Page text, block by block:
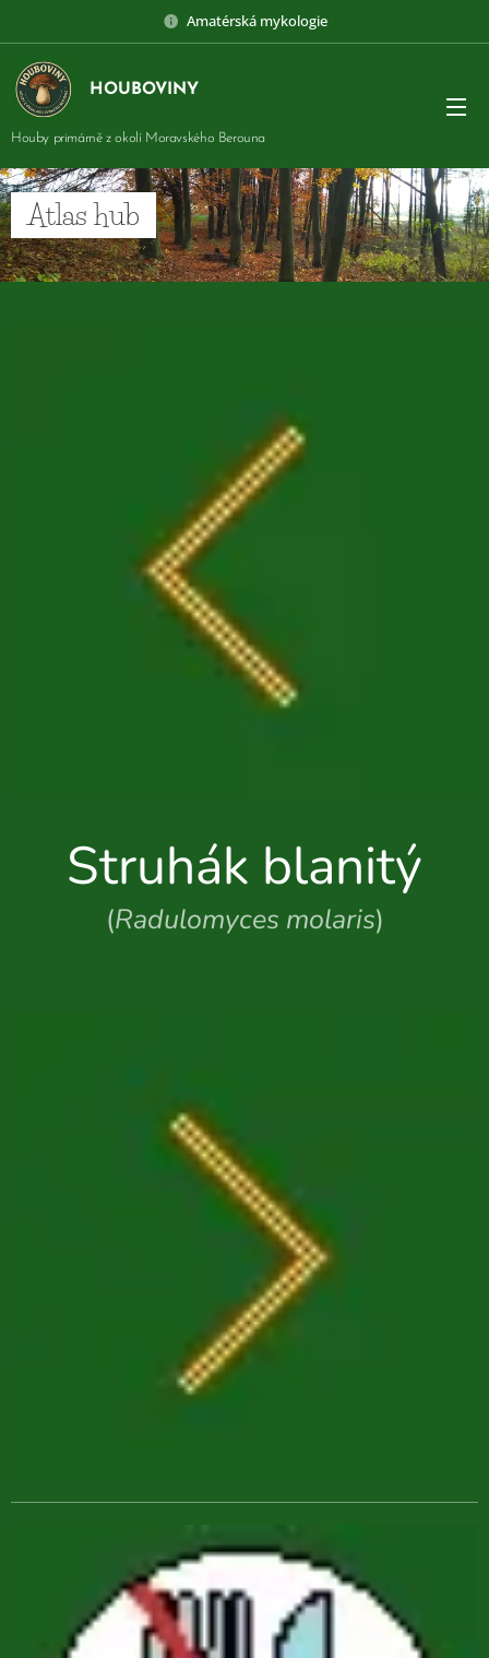
Amatérská mykologie
HOUBOVINY
Houby primárně z okolí Moravského Berouna
Atlas hub
Struhák blanitý
(Radulomyces molaris)